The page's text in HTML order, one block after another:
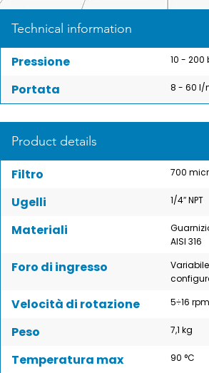
Product details
Filtro 700
Ugelli 1/4″ NPT
Materiali
AISI 316
Foro di ingresso
Velocità di rotazione 5÷16 rpm
Peso 7,1 kg
Temperatura max 90 °C
Technical information
Pressione 10 - 200
Portata 8 - 60 l/